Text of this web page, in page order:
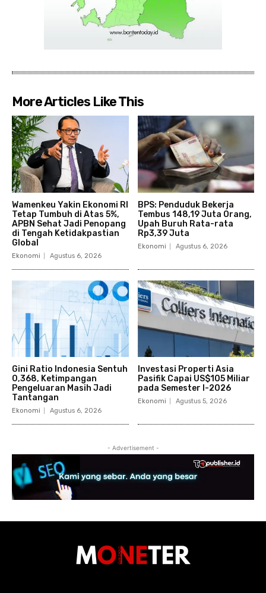
More Articles Like This
Wamenkeu Yakin Ekonomi RI
Tetap Tumbuh di Atas 5%,
APBN Sehat Jadi Penopang
di Tengah Ketidakpastian
Global
Ekonomi Agustus 6, 2026
BPS: Penduduk Bekerja
Tembus 148,19 Juta Orang,
Upah Buruh Rata-rata
Rp3,39 Juta
Ekonomi Agustus 6, 2026
Gini Ratio Indonesia Sentuh
0,368, Ketimpangan
Pengeluaran Masih Jadi
Tantangan
Ekonomi Agustus 6, 2026
Investasi Properti Asia
Pasifik Capai US$105 Miliar
pada Semester I-2026
Ekonomi Agustus 5, 2026
- Advertisement -